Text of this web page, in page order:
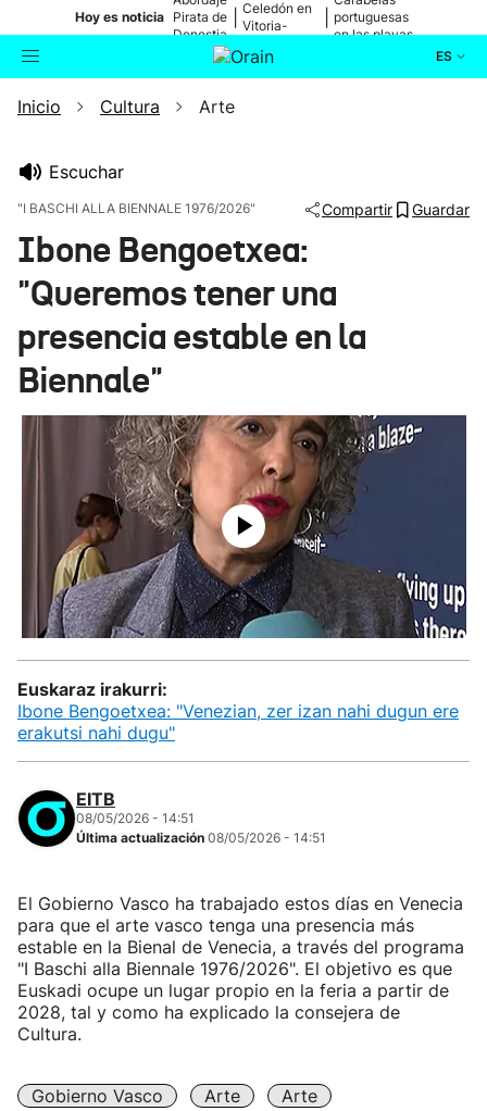
Hoy es noticia Pirata de
Donostia
Celedón en
Vitoria-
portuguesas
en las playas
ES
Buscador Actualidad
Ikusmiran
Eguraldia
Inicio Cultura Arte
Escuchar
"I BASCHI ALLA BIENNALE 1976/2026" Compartir Guardar
Ibone Bengoetxea:
"Queremos tener una
presencia estable en la
Biennale"
Euskaraz irakurri:
Ibone Bengoetxea: "Venezian, zer izan nahi dugun ere
erakutsi nahi dugu"
EITB
08/05/2026 - 14:51
Última actualización 08/05/2026 - 14:51
El Gobierno Vasco ha trabajado estos días en Venecia
para que el arte vasco tenga una presencia más
estable en la Bienal de Venecia, a través del programa
"I Baschi alla Biennale 1976/2026". El objetivo es que
Euskadi ocupe un lugar propio en la feria a partir de
2028, tal y como ha explicado la consejera de
Cultura.
Gobierno Vasco Arte Arte